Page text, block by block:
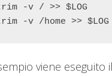
-v / >> $LOG
-v /home >> $LOG
viene